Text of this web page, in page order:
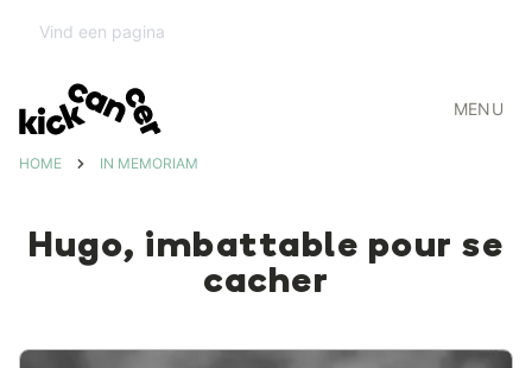
MENU
HOME IN MEMORIAM
Hugo, imbattable pour se
cacher